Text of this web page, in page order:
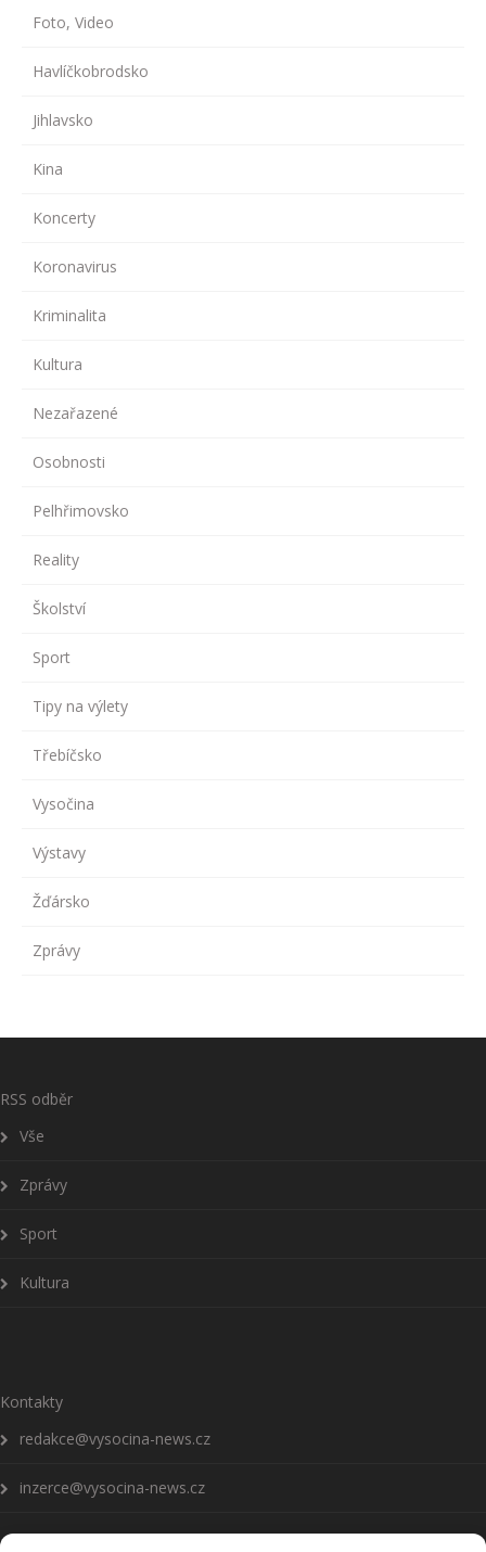
Foto, Video
Havlíčkobrodsko
Jihlavsko
Kina
Koncerty
Koronavirus
Kriminalita
Kultura
Nezařazené
Osobnosti
Pelhřimovsko
Reality
Školství
Sport
Tipy na výlety
Třebíčsko
Vysočina
Výstavy
Žďársko
Zprávy
RSS odběr
Vše
Zprávy
Sport
Kultura
Kontakty
redakce@vysocina-news.cz
inzerce@vysocina-news.cz